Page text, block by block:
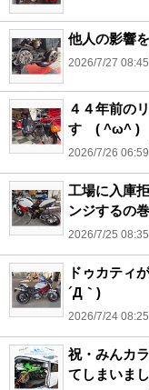
他人の影響
2026/7/27 08:45
４４年前の
す ( ^ω^ )
2026/7/26 06:59
工場に入庫
ンジするの
2026/7/25 08:35
ドゥカティ
´Д｀)
2026/7/24 08:25
祝・みんカ
てしまいまし